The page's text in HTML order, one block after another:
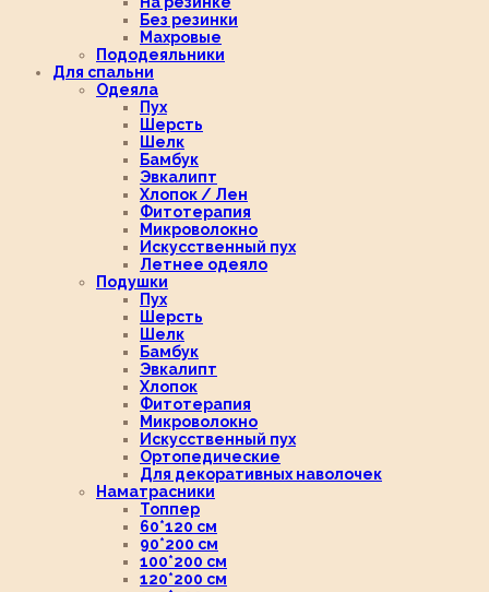
Без резинки
Махровые
Пододеяльники
Для спальни
Одеяла
Пух
Шерсть
Шелк
Бамбук
Эвкалипт
Хлопок / Лен
Фитотерапия
Микроволокно
Искусственный пух
Летнее одеяло
Подушки
Пух
Шерсть
Шелк
Бамбук
Эвкалипт
Хлопок
Фитотерапия
Микроволокно
Искусственный пух
Ортопедические
Для декоративных наволочек
Наматрасники
Топпер
60*120 см
90*200 см
100*200 см
120*200 см